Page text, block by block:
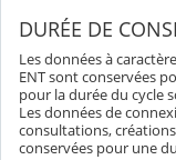
DURÉE DE
Les données à
ENT sont conservées
pour la durée du cycle
Les données de
consultations,
conservées pour une